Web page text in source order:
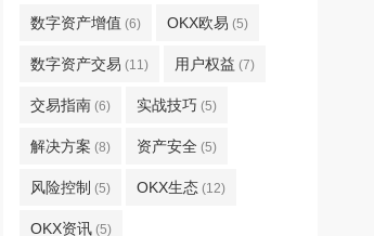
数字资产增值 (6) OKX欧易 (5)
数字资产交易 (11) 用户权益 (7)
交易指南 (6) 实战技巧 (5)
解决方案 (8) 资产安全 (5)
风险控制 (5) OKX生态 (12)
OKX资讯 (5)